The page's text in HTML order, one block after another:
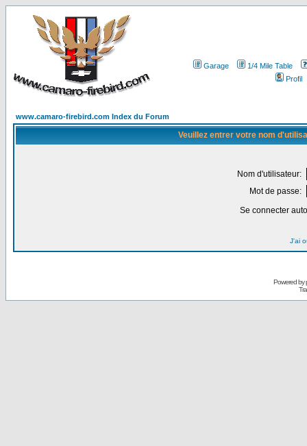
Garage
1/4 Mile Table
Profil
www.camaro-firebird.com Index du Forum
Veuillez entrer votre nom
Nom d'utilisateur:
Mot de passe:
Se connecter
J'ai
Powered by